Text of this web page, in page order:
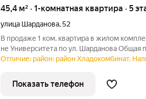
45,4 м² · 1-комнатная квартира · 5
улица Шарданова,52
В продаже 1 ком. квартира в жилом
не Университета по ул. Шарданова Общая
квартире евроремонт, в наличии мебель и
серединный подъезд Дом
Отличие: район: район Хладокомбинат,
Показать телефон